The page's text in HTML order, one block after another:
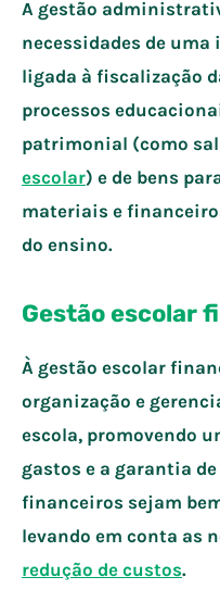
A gestão
necessidades de
ligada à fiscalização
processos
patrimonial (como
escolar) e de bens
materiais e
do ensino.
Gestão escolar
À gestão escolar
organização e
escola, promovendo
gastos e a garantia
financeiros sejam
levando em conta as
redução de custos.